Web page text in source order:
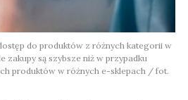
do produktów z różnych kategorii w
zakupy są szybsze niż w przypadku
produktów w różnych e-sklepach / fot.